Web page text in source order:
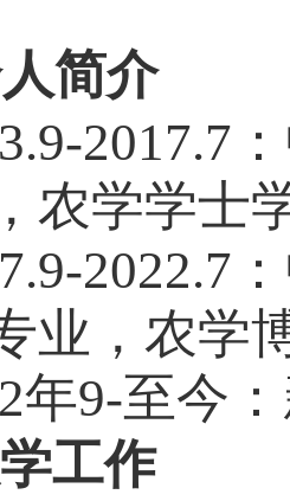
人简介
3.9-2017.7
农学学士
7.9-2022.7
业， 农学
年9-至今
学工作